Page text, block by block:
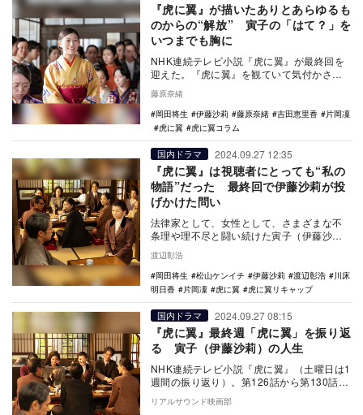
『虎に翼』が描いたありとあらゆるも
のからの“解放” 寅子の「はて？」を
いつまでも胸に
NHK連続テレビ小説『虎に翼』が最終回を
迎えた。『虎に翼』を観ていて気付かされ
たことが2つある。 1つは、私がこれまで
抱いて…
藤原奈緒
岡田将生
伊藤沙莉 藤原奈緒 吉田恵里香
片岡凜
虎に翼
虎に翼コラム
国内ドラマ 2024.09.27 12:35
『虎に翼』は視聴者にとっても“私の
物語”だった 最終回で伊藤沙莉が投
げかけた問い
法律家として、女性として、さまざまな不
条理や理不尽と闘い続けた寅子（伊藤沙
莉）たちの物語『虎に翼』（NHK総合）が9
月27日に最…
渡辺彰浩
岡田将生
松山ケンイチ 伊藤沙莉 渡辺彰浩
川床
明日香
片岡凜 虎に翼 虎に翼リキャップ
国内ドラマ 2024.09.27 08:15
『虎に翼』最終週「虎に翼」を振り返
る 寅子（伊藤沙莉）の人生
NHK連続テレビ小説『虎に翼』（土曜日は1
週間の振り返り）。第126話から第130話ま
での最終週「虎に翼」を振り返る。 第1…
リアルサウンド映画部